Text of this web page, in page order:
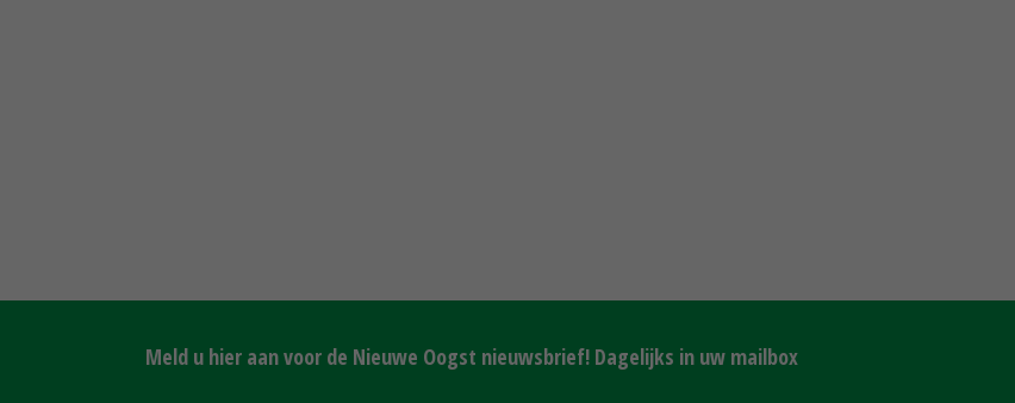
Meld u hier aan voor de Nieuwe Oogst nieuwsbrief! Dagelijks in uw mailbox